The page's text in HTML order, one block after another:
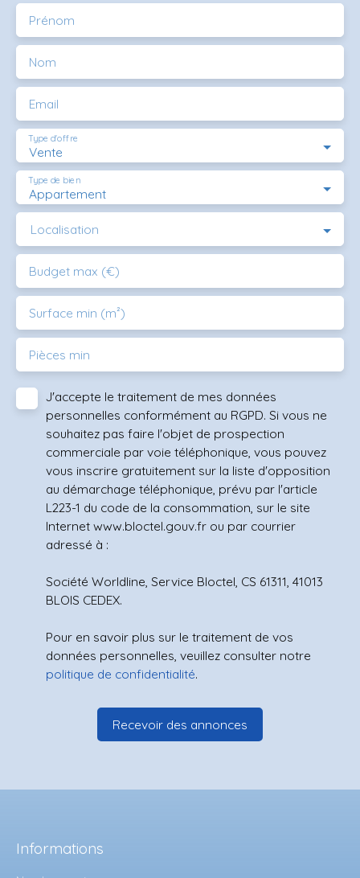
Prénom
Nom
Email
Vente
Type d'offre
Appartement
Type de bien
Localisation
Budget max (€)
Surface min (m²)
Pièces min
J'accepte le traitement de mes données
personnelles conformément au RGPD. Si vous ne
souhaitez pas faire l'objet de prospection
commerciale par voie téléphonique, vous pouvez
vous inscrire gratuitement sur la liste d'opposition
au démarchage téléphonique, prévu par l'article
L223-1 du code de la consommation, sur le site
Internet www.bloctel.gouv.fr ou par courrier
adressé à :
Société Worldline, Service Bloctel, CS 61311, 41013
BLOIS CEDEX.
Pour en savoir plus sur le traitement de vos
données personnelles, veuillez consulter notre
politique de confidentialité.
Recevoir des annonces
Informations